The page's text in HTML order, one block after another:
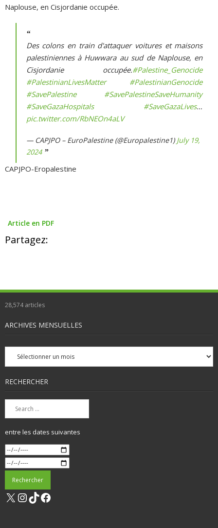
Naplouse, en Cisjordanie occupée.
Des colons en train d'attaquer voitures et maisons
palestiniennes à Huwwara au sud de Naplouse, en
Cisjordanie occupée.#Palestine_Genocide
#PalestinianLivesMatter
#PalestinianGenocide
#SavePalestine
#SavePalestineSaveHumanity
#SaveGazaHospitals
#SaveGazaLives…
pic.twitter.com/RbNEOn4aLV
— CAPJPO – EuroPalestine (@Europalestine1) July 19,
2024
CAPJPO-Eropalestine
Article en PDF
Partagez:
28,574articles
ARCHIVES MENSUELLES
Archives
mensuelles
RECHERCHER
entre les dates suivantes
X Instagram
TikTok